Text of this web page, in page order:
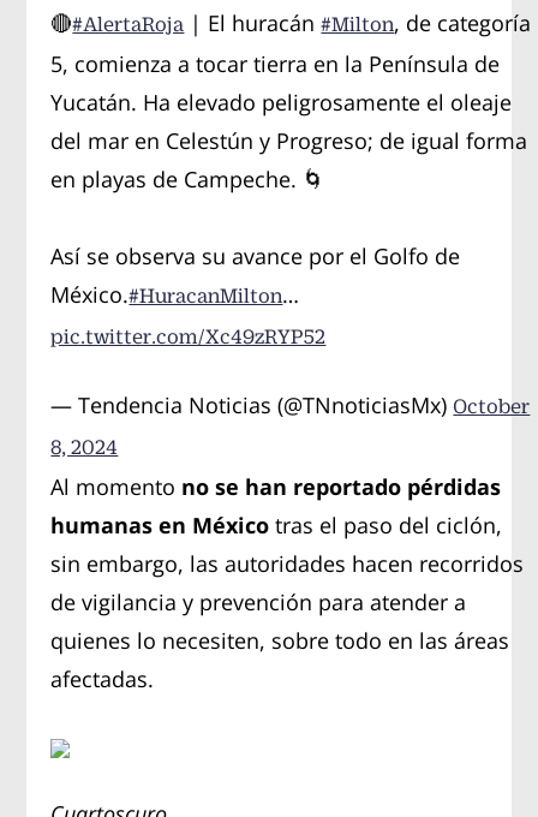
🔴#AlertaRoja | El huracán#Milton, de categoría
5, comienza a tocar tierra en la Península de
Yucatán. Ha elevado peligrosamente el oleaje
del mar en Celestún y Progreso; de igual forma
en playas de Campeche. 🌀
Así se observa su avance por el Golfo de
México.#HuracanMilton…
pic.twitter.com/Xc49zRYP52
— Tendencia Noticias (@TNnoticiasMx) October
8, 2024
Al momento no se han reportado pérdidas
humanas en México tras el paso del ciclón,
sin embargo, las autoridades hacen recorridos
de vigilancia y prevención para atender a
quienes lo necesiten, sobre todo en las áreas
afectadas.